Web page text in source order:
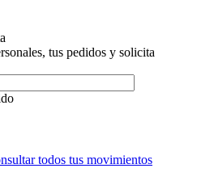
tus pedidos y solicita
todos tus movimientos